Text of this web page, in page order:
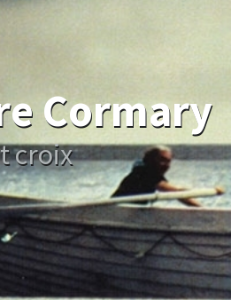
Cormary
croix